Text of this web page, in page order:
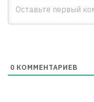
0 КОММЕНТАРИЕВ